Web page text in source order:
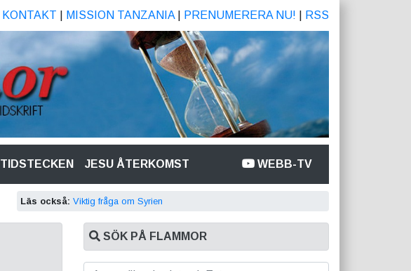
KONTAKT MISSION TANZANIA| PRENUMERERA NU! RSS
TIDSTECKEN JESU ÅTERKOMST WEBB-TV
Läs också: Viktig fråga om Syrien
SÖK PÅ FLAMMOR